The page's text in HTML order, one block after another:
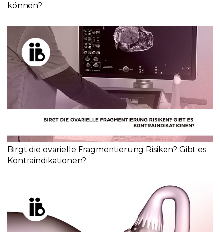
können?
Birgt die ovarielle Fragmentierung Risiken? Gibt es
Kontraindikationen?